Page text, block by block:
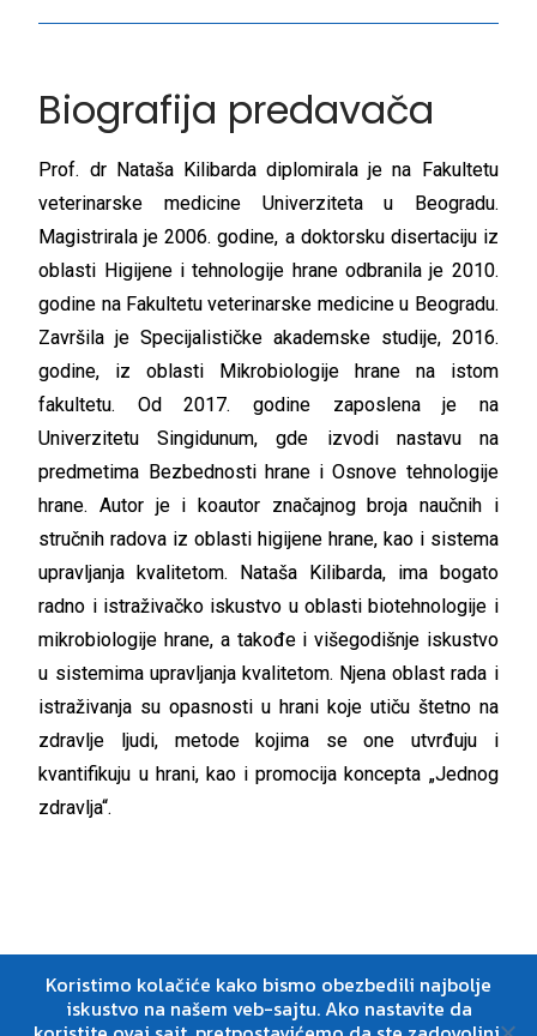
Biografija predavača
Prof. dr Nataša Kilibarda diplomirala je na Fakultetu
veterinarske medicine Univerziteta u Beogradu.
Magistrirala je 2006. godine, a doktorsku disertaciju iz
oblasti Higijene i tehnologije hrane odbranila je 2010.
godine na Fakultetu veterinarske medicine u Beogradu.
Završila je Specijalističke akademske studije, 2016.
godine, iz oblasti Mikrobiologije hrane na istom
fakultetu. Od 2017. godine zaposlena je na
Univerzitetu Singidunum, gde izvodi nastavu na
predmetima Bezbednosti hrane i Osnove tehnologije
hrane. Autor je i koautor značajnog broja naučnih i
stručnih radova iz oblasti higijene hrane, kao i sistema
upravljanja kvalitetom. Nataša Kilibarda, ima bogato
radno i istraživačko iskustvo u oblasti biotehnologije i
mikrobiologije hrane, a takođe i višegodišnje iskustvo
u sistemima upravljanja kvalitetom. Njena oblast rada i
istraživanja su opasnosti u hrani koje utiču štetno na
zdravlje ljudi, metode kojima se one utvrđuju i
kvantifikuju u hrani, kao i promocija koncepta „Jednog
zdravlja“.
Koristimo kolačiće kako bismo obezbedili najbolje
iskustvo na našem veb-sajtu. Ako nastavite da